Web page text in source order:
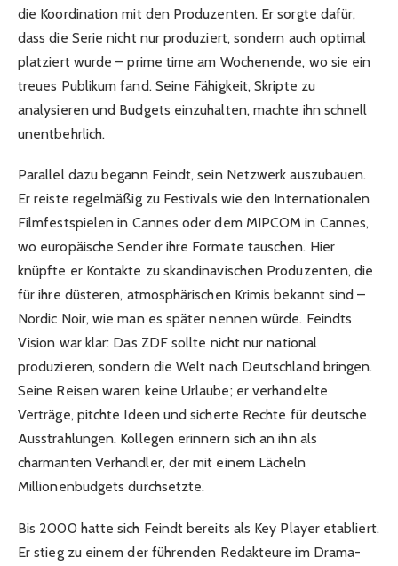
die Koordination mit den Produzenten. Er sorgte dafür,
dass die Serie nicht nur produziert, sondern auch optimal
platziert wurde – prime time am Wochenende, wo sie ein
treues Publikum fand. Seine Fähigkeit, Skripte zu
analysieren und Budgets einzuhalten, machte ihn schnell
unentbehrlich.
Parallel dazu begann Feindt, sein Netzwerk auszubauen.
Er reiste regelmäßig zu Festivals wie den Internationalen
Filmfestspielen in Cannes oder dem MIPCOM in Cannes,
wo europäische Sender ihre Formate tauschen. Hier
knüpfte er Kontakte zu skandinavischen Produzenten, die
für ihre düsteren, atmosphärischen Krimis bekannt sind –
Nordic Noir, wie man es später nennen würde. Feindts
Vision war klar: Das ZDF sollte nicht nur national
produzieren, sondern die Welt nach Deutschland bringen.
Seine Reisen waren keine Urlaube; er verhandelte
Verträge, pitchte Ideen und sicherte Rechte für deutsche
Ausstrahlungen. Kollegen erinnern sich an ihn als
charmanten Verhandler, der mit einem Lächeln
Millionenbudgets durchsetzte.
Bis 2000 hatte sich Feindt bereits als Key Player etabliert.
Er stieg zu einem der führenden Redakteure im Drama-